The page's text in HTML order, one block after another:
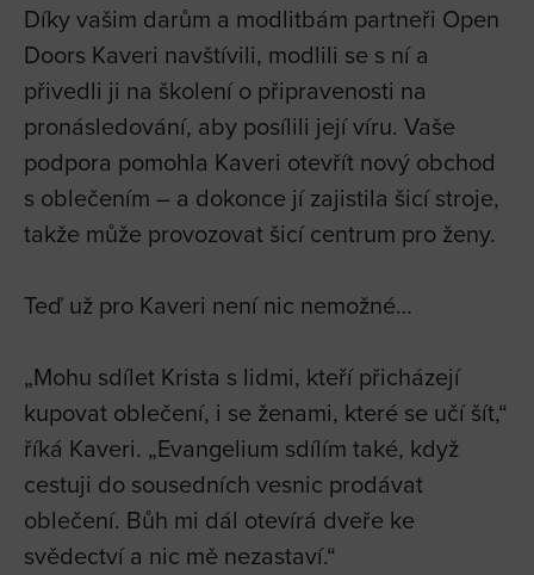
Díky vašim darům a modlitbám partneři Open
Doors Kaveri navštívili, modlili se s ní a
přivedli ji na školení o připravenosti na
pronásledování, aby posílili její víru. Vaše
podpora pomohla Kaveri otevřít nový obchod
s oblečením – a dokonce jí zajistila šicí stroje,
takže může provozovat šicí centrum pro ženy.
Teď už pro Kaveri není nic nemožné…
„Mohu sdílet Krista s lidmi, kteří přicházejí
kupovat oblečení, i se ženami, které se učí šít,“
říká Kaveri. „Evangelium sdílím také, když
cestuji do sousedních vesnic prodávat
oblečení. Bůh mi dál otevírá dveře ke
svědectví a nic mě nezastaví.“